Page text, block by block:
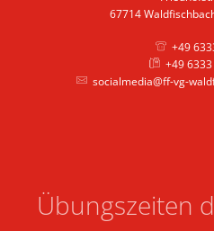
67714
+49
+49
socialmedia@ff-vg-
Übungszeiten